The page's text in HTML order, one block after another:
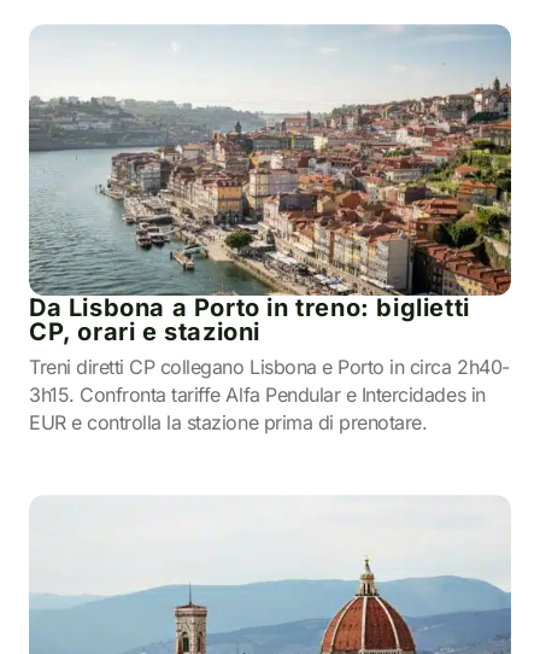
Da Lisbona a Porto in treno: biglietti
CP, orari e stazioni
Treni diretti CP collegano Lisbona e Porto in circa 2h40-
3h15. Confronta tariffe Alfa Pendular e Intercidades in
EUR e controlla la stazione prima di prenotare.